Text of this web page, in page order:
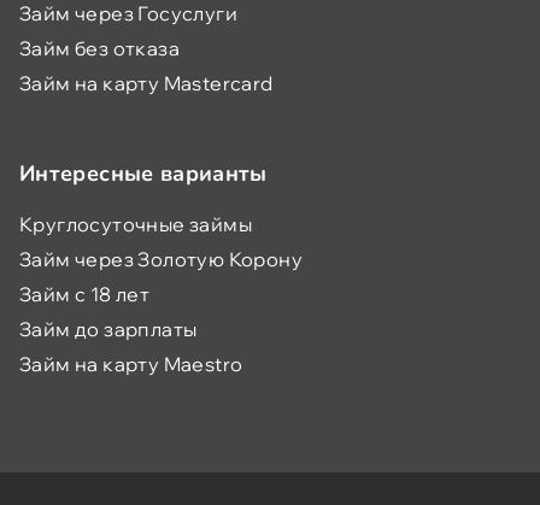
Займ через Госуслуги
Займ без отказа
Займ на карту Mastercard
Интересные варианты
Круглосуточные займы
Займ через Золотую Корону
Займ с 18 лет
Займ до зарплаты
Займ на карту Maestro